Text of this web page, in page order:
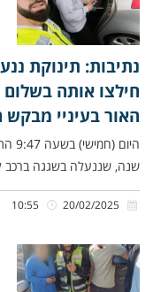
נתיבות: תינוקת
חילצו אותה
האור בעיניי מבקש
שנה, שננעלה בשגגה ברכב